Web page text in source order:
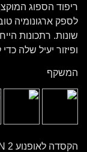
לספק ארגונומיה
שונות. רתכונות
ופיזור יעיל שלה
המשקף